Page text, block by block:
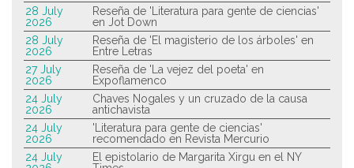
28 July
2026
Reseña de 'Literatura para gente de ciencias'
en Jot Down
28 July
2026
Reseña de 'El magisterio de los árboles' en
Entre Letras
27 July
2026
Reseña de 'La vejez del poeta' en
Expoflamenco
24 July
2026
Chaves Nogales y un cruzado de la causa
antichavista
24 July
2026
'Literatura para gente de ciencias'
recomendado en Revista Mercurio
24 July
El epistolario de Margarita Xirgu en el NY